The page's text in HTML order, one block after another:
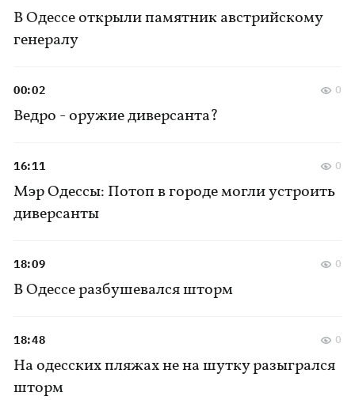
В Одессе открыли памятник австрийскому
генералу
Ведро - оружие диверсанта?
00:02 0
Мэр Одессы: Потоп в городе могли устроить
диверсанты
16:11 0
В Одессе разбушевался шторм
18:09 0
На одесских пляжах не на шутку разыгрался
шторм
18:48 0